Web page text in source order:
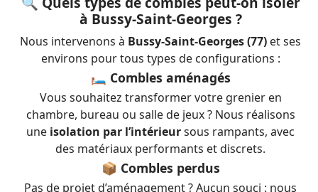
à Bussy-Saint-Georges ?
Nous intervenons à Bussy-Saint-Georges (77) et ses
environs pour tous types de configurations :
🛏️ Combles aménagés
Vous souhaitez transformer votre grenier en
chambre, bureau ou salle de jeux ? Nous réalisons
une isolation par l’intérieursous rampants, avec
des matériaux performants et discrets.
📦 Combles perdus
Pas de projet d’aménagement ? Aucun souci : nous